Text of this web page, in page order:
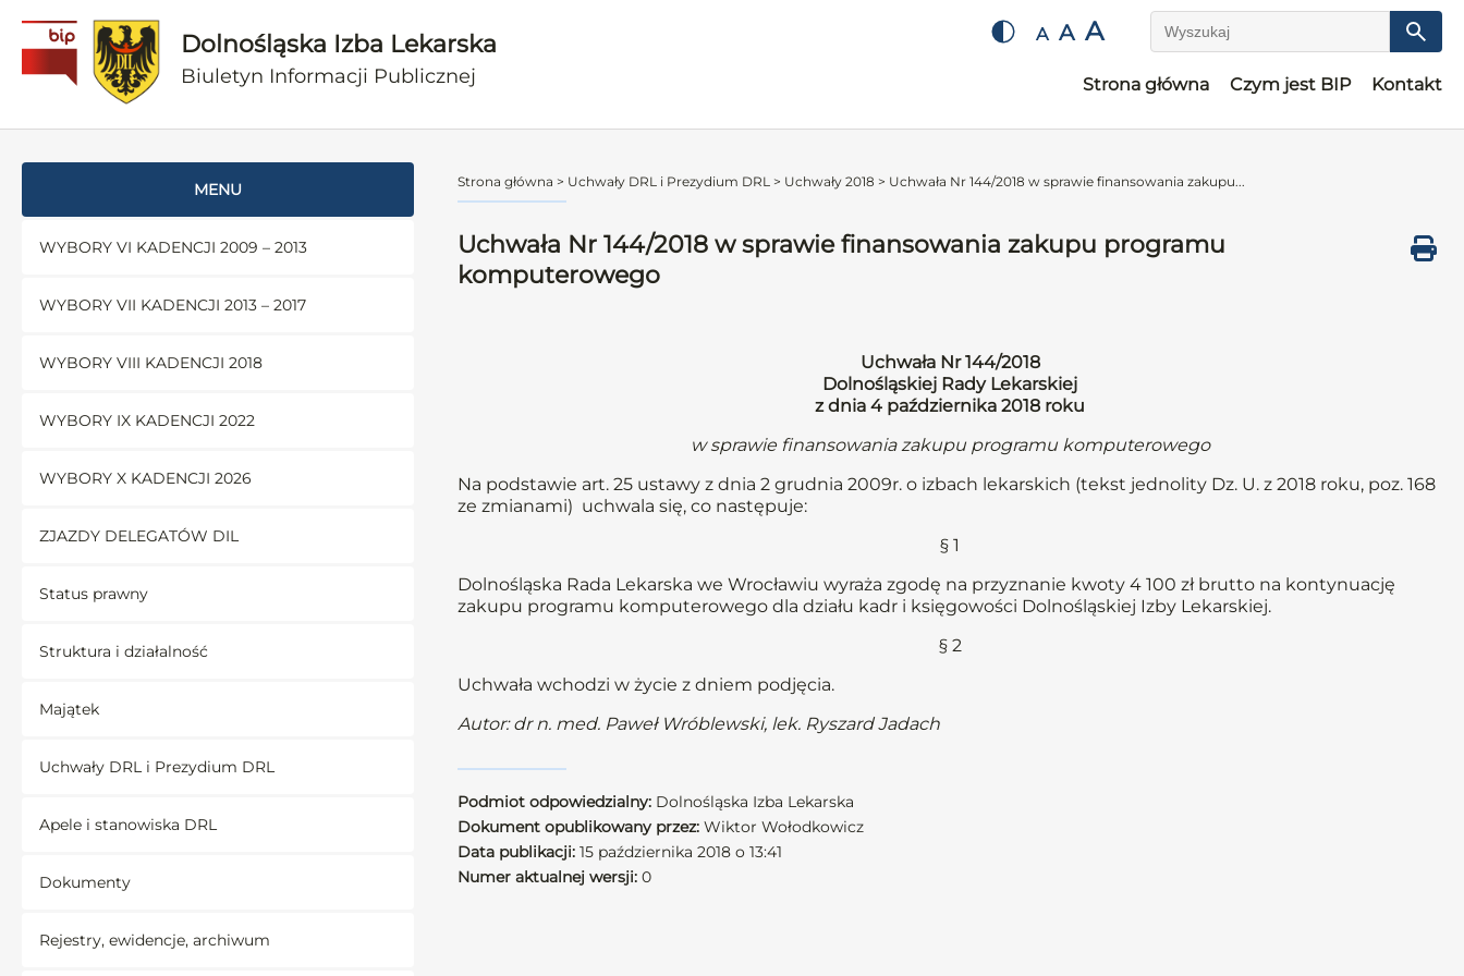
Dolnośląska Izba Lekarska
Biuletyn Informacji Publicznej
A A A Wyszukaj
Strona główna Czym jest BIP Kontakt
MENU
WYBORY VI KADENCJI 2009 – 2013
WYBORY VII KADENCJI 2013 – 2017
WYBORY VIII KADENCJI 2018
WYBORY IX KADENCJI 2022
WYBORY X KADENCJI 2026
ZJAZDY DELEGATÓW DIL
Status prawny
Struktura i działalność
Majątek
Uchwały DRL i Prezydium DRL
Apele i stanowiska DRL
Dokumenty
Rejestry, ewidencje, archiwum
Strona główna > Uchwały DRL i Prezydium DRL > Uchwały 2018 > Uchwała Nr 144/2018 w sprawie finansowania zakupu...
Uchwała Nr 144/2018 w sprawie finansowania zakupu programu
komputerowego
Uchwała Nr 144/2018
Dolnośląskiej Rady Lekarskiej
z dnia 4 października 2018 roku
w sprawie finansowania zakupu programu komputerowego
Na podstawie art. 25 ustawy z dnia 2 grudnia 2009r. o izbach lekarskich (tekst jednolity Dz. U. z 2018 roku, poz. 168
ze zmianami) uchwala się, co następuje:
§ 1
Dolnośląska Rada Lekarska we Wrocławiu wyraża zgodę na przyznanie kwoty 4 100 zł brutto na kontynuację
zakupu programu komputerowego dla działu kadr i księgowości Dolnośląskiej Izby Lekarskiej.
§ 2
Uchwała wchodzi w życie z dniem podjęcia.
Autor: dr n. med. Paweł Wróblewski, lek. Ryszard Jadach
Podmiot odpowiedzialny: Dolnośląska Izba Lekarska
Dokument opublikowany przez: Wiktor Wołodkowicz
Data publikacji: 15 października 2018 o 13:41
Numer aktualnej wersji: 0